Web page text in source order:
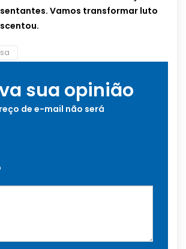
Vamos transformar luto
sua opinião
de e-mail não será